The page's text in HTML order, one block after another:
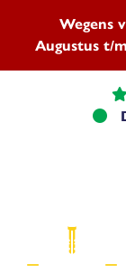
Wegens
Augustus t/